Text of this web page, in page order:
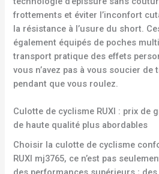
frottements et éviter l’inconfort
la résistance à l’usure du short.
également équipés de poches
transport pratique des effets
vous n’avez pas à vous soucier
pendant que vous roulez.
Culotte de cyclisme RUXI : prix de
de haute qualité plus abordables
Choisir la culotte de cyclisme
RUXI mj3765, ce n’est pas